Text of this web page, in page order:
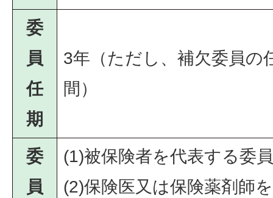
委
員
任
期
3年（ただし、補欠委員の
間）
委
員
(1)被保険者を代表する委
(2)保険医又は保険薬剤師